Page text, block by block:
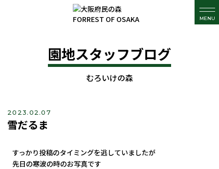
MENU
園地スタッフブログ
むろいけの森
2023.02.07
雪だるま
すっかり投稿のタイミングを逃していましたが
先日の寒波の時のお写真です